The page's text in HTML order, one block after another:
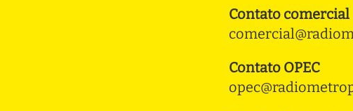
Contato comercial
Contato OPEC